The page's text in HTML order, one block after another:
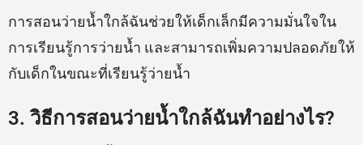
การสอนว่ายน้ำใกล้ฉันช่วยให้เด็กเล็กมีความมั่นใจใน
การเรียนรู้การว่ายน้ำ และสามารถเพิ่มความปลอดภัยให้
กับเด็กในขณะที่เรียนรู้ว่ายน้ำ
3. วิธีการสอนว่ายน้ำใกล้ฉันทำอย่างไร?